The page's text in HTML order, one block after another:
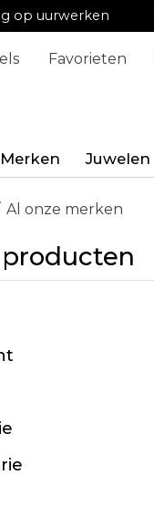
op uurwerken
Favorieten
Merken Juwelen
Al onze merken
producten